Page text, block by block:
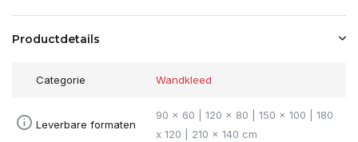
Productdetails
Categorie Wandkleed
Leverbare formaten
90 x 60 | 120 x 80 | 150 x 100 | 180
x 120 | 210 x 140 cm